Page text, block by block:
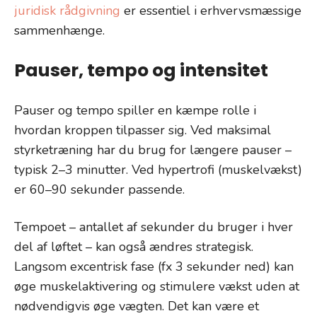
juridisk rådgivning er essentiel i erhvervsmæssige
sammenhænge.
Pauser, tempo og intensitet
Pauser og tempo spiller en kæmpe rolle i
hvordan kroppen tilpasser sig. Ved maksimal
styrketræning har du brug for længere pauser –
typisk 2–3 minutter. Ved hypertrofi (muskelvækst)
er 60–90 sekunder passende.
Tempoet – antallet af sekunder du bruger i hver
del af løftet – kan også ændres strategisk.
Langsom excentrisk fase (fx 3 sekunder ned) kan
øge muskelaktivering og stimulere vækst uden at
nødvendigvis øge vægten. Det kan være et